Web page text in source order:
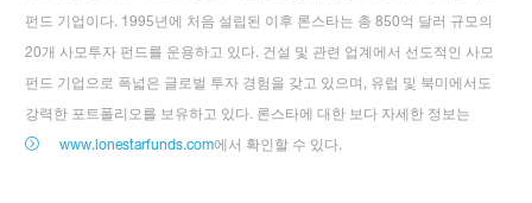
펀드 기업이다. 1995년에 처음 설립된 이후 론스타는 총 850억 달러 규모의
20개 사모투자 펀드를 운용하고 있다. 건설 및 관련 업계에서 선도적인 사모
펀드 기업으로 폭넓은 글로벌 투자 경험을 갖고 있으며, 유럽 및 북미에서도
강력한 포트폴리오를 보유하고 있다. 론스타에 대한 보다 자세한 정보는
www.lonestarfunds.com에서 확인할 수 있다.